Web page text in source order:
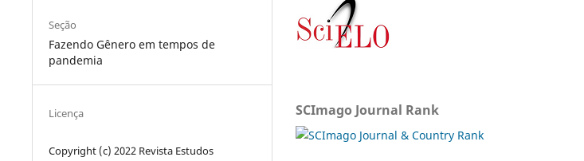
Seção
Fazendo Gênero em tempos de
pandemia
Licença
Copyright (c) 2022 Revista Estudos
SCImago Journal Rank